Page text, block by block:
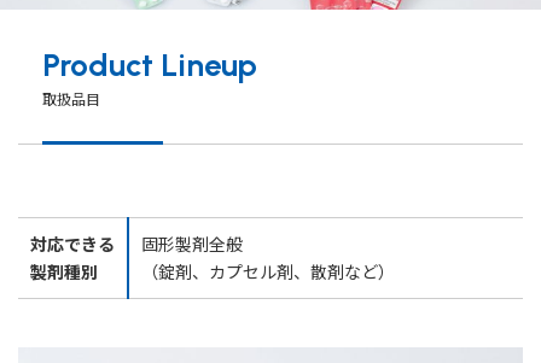
Product Lineup
取扱品目
対応できる
製剤種別
固形製剤全般
（錠剤、カプセル剤、散剤など）